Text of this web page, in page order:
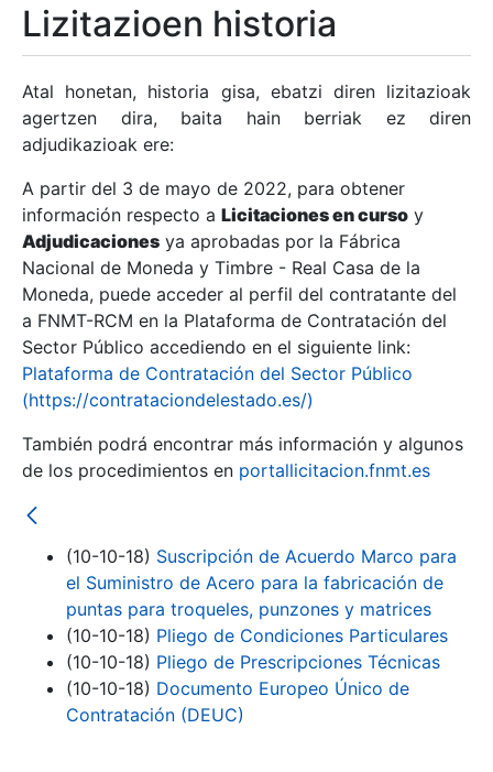
Erakutsi/Ezkutatu
Erakutsi/Ezkutatu
Erakutsi/Ezkutatu
Erakutsi/Ezkutatu
Erakutsi/Ezkutatu
Lizitazioen historia
Atal honetan, historia gisa, ebatzi diren lizitazioak
agertzen dira, baita hain berriak ez diren
adjudikazioak ere:
A partir del 3 de mayo de 2022, para obtener
información respecto a Licitaciones en curso y
Adjudicaciones ya aprobadas por la Fábrica
Nacional de Moneda y Timbre - Real Casa de la
Moneda, puede acceder al perfil del contratante del
a FNMT-RCM en la Plataforma de Contratación del
Sector Público accediendo en el siguiente link:
Plataforma de Contratación del Sector Público
(https://contrataciondelestado.es/)
También podrá encontrar más información y algunos
de los procedimientos en portallicitacion.fnmt.es
(10-10-18) Suscripción de Acuerdo Marco para
el Suministro de Acero para la fabricación de
puntas para troqueles, punzones y matrices
(10-10-18) Pliego de Condiciones Particulares
(10-10-18) Pliego de Prescripciones Técnicas
(10-10-18) Documento Europeo Único de
Contratación (DEUC)